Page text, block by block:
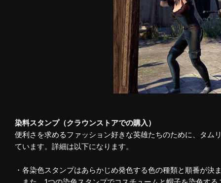
染料スタンプ（クラウンストアでの購入）
便利さを求めるファッション好きな英雄たちのために、タム
ています。詳細は以下になります。
・各染色スタンプはあらかじめ発色する色の種類と順番が決